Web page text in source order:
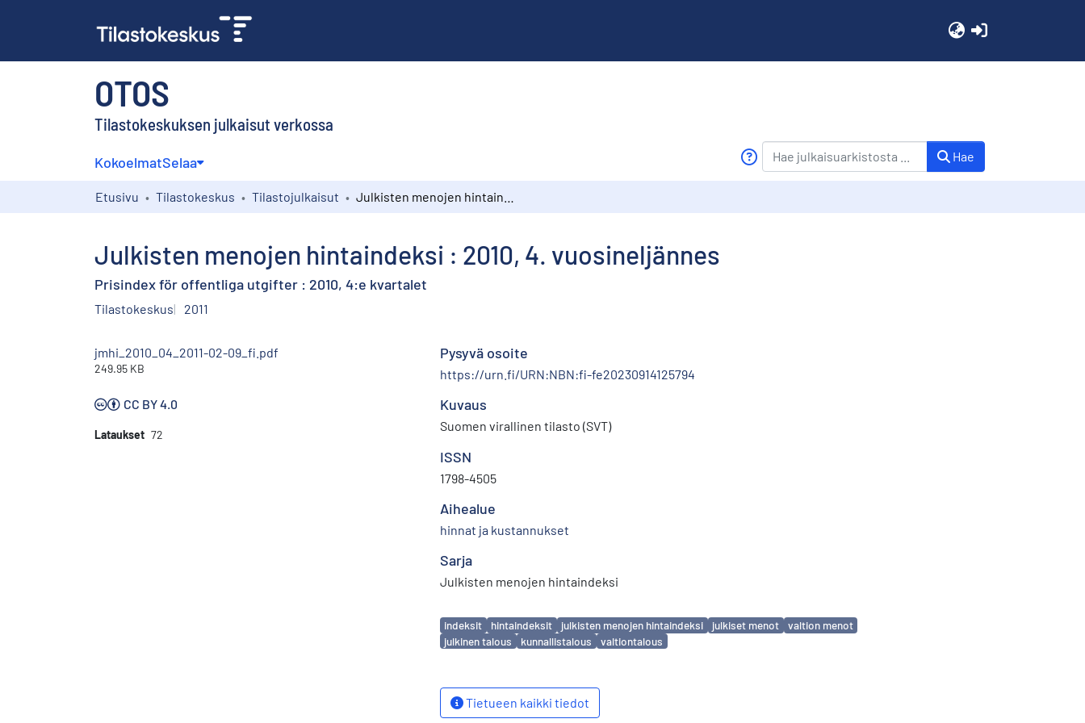
OTOS
Tilastokeskuksen julkaisut verkossa
KokoelmatSelaa Hae
Etusivu Tilastokeskus Tilastojulkaisut
Julkisten menojen hintaindeksi : 2010, 4. vuosineljännes
Prisindex för offentliga utgifter : 2010, 4:e kvartalet
Tilastokeskus 2011
jmhi_2010_04_2011-02-09_fi.pdf
249.95 KB
CC BY 4.0
Lataukset 72
Pysyvä osoite
https://urn.fi/URN:NBN:fi-fe20230914125794
Kuvaus
Suomen virallinen tilasto (SVT)
ISSN
1798-4505
Aihealue
hinnat ja kustannukset
Sarja
Julkisten menojen hintaindeksi
Avainsanat
indeksit hintaindeksit julkisten menojen hintaindeksi julkiset menot
valtion menot
julkinen talous
kunnallistalous valtiontalous
Tietueen kaikki tiedot